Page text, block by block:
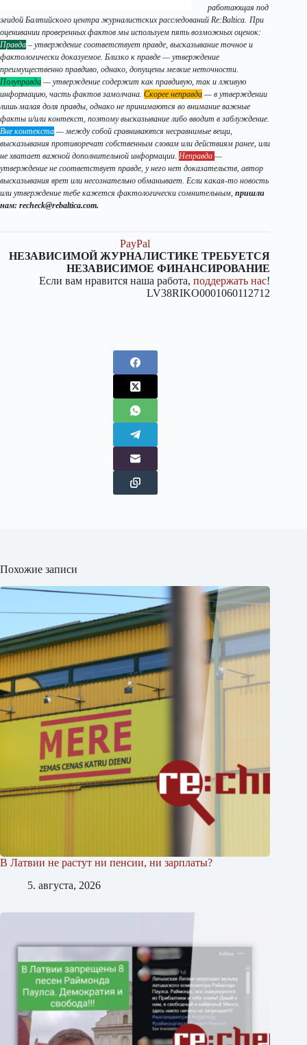
работающая под
эгидой Балтийского центра журналистских расследований Re:Baltica. При
оценивании проверенных фактов мы используем пять возможных оценок:
Правда – утверждение соответствует правде, высказывание точное и
фактологически доказуемое. Близко к правде — утверждение
преимущественно правдиво, однако, допущены мелкие неточности.
Полуправда — утверждение содержит как правдивую, так и лживую
информацию, часть фактов замолчана. Скорее неправда — в утверждении
лишь малая доля правды, однако не принимаются во внимание важные
факты и/или контекст, поэтому высказывание либо вводит в заблуждение.
Вне контекста — между собой сравниваются несравнимые вещи,
высказывания противоречат собственным словам или действиям ранее, или
не хватает важной дополнительной информации. Неправда —
утверждение не соответствует правде, у него нет доказательств, автор
высказывания врет или несознательно обманывает. Если какая-то новость
или утверждение тебе кажется фактологически сомнительным, пришли
нам: recheck@rebaltica.com.
PayPal
НЕЗАВИСИМОЙ ЖУРНАЛИСТИКЕ ТРЕБУЕТСЯ
НЕЗАВИСИМОЕ ФИНАНСИРОВАНИЕ
Если вам нравится наша работа,поддержать нас!
LV38RIKO0001060112712
Похожие записи
В Латвии не растут ни пенсии, ни зарплаты?
5. августа, 2026